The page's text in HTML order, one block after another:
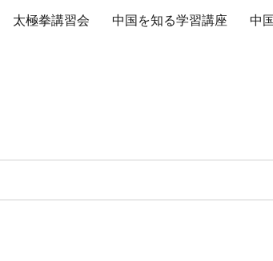
太極拳講習会 中国を知る学習講座 中